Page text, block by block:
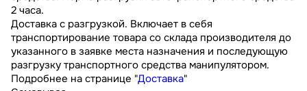
2 часа.
Доставка с разгрузкой. Включает в себя
транспортирование товара со склада производителя до
указанного в заявке места назначения и последующую
разгрузку транспортного средства манипулятором.
Подробнее на странице "Доставка"